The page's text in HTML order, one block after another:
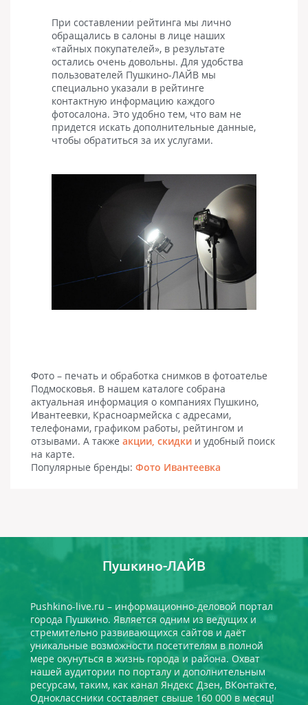
При составлении рейтинга мы лично
обращались в салоны в лице наших
«тайных покупателей», в результате
остались очень довольны. Для удобства
пользователей Пушкино-ЛАЙВ мы
специально указали в рейтинге
контактную информацию каждого
фотосалона. Это удобно тем, что вам не
придется искать дополнительные данные,
чтобы обратиться за их услугами.
Фото – печать и обработка снимков в фотоателье
Подмосковья. В нашем каталоге собрана
актуальная информация о компаниях Пушкино,
Ивантеевки, Красноармейска с адресами,
телефонами, графиком работы, рейтингом и
отзывами. А также акции, скидки и удобный поиск
на карте.
Популярные бренды: Фото Ивантеевка
Пушкино-ЛАЙВ
Pushkino-live.ru – информационно-деловой портал
города Пушкино. Является одним из ведущих и
стремительно развивающихся сайтов и даёт
уникальные возможности посетителям в полной
мере окунуться в жизнь города и района. Охват
нашей аудитории по порталу и дополнительным
ресурсам, таким, как канал Яндекс Дзен, ВКонтакте,
Одноклассники составляет свыше 160 000 в месяц!